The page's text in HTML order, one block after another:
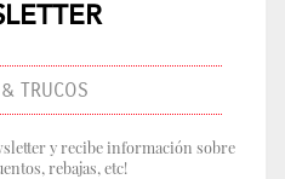
TRUCOS
y recibe información sobre
rebajas, etc!